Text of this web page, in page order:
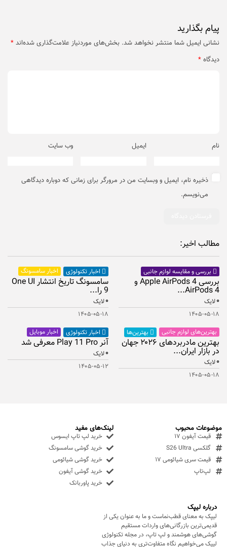
پیام بگذارید
نشانی ایمیل شما منتشر نخواهد شد. بخش‌های موردنیاز علامت‌گذاری شده‌اند *
دیدگاه *
نام ایمیل وب‌ سایت
ذخیره نام، ایمیل و وبسایت من در مرورگر برای زمانی که دوباره دیدگاهی
می‌نویسم.
مطالب اخیر:
بررسی و مقایسه لوازم جانبی
بررسی Apple AirPods 4 و
AirPods 4...
۰لایک
۱۴۰۵-۰۵-۱۸
اخبار تکنولوژی اخبار سامسونگ
سامسونگ تاریخ انتشار One UI
9 را...
۰لایک
۱۴۰۵-۰۵-۱۸
بهترین‌های لوازم جانبی
بهترین‌ها
بهترین مادربردهای ۲۰۲۶ جهان
در بازار ایران...
۰لایک
۱۴۰۵-۰۵-۱۸
اخبار تکنولوژی اخبار موبایل
آنر Play 11 Pro معرفی شد
۰لایک
۱۴۰۵-۰۵-۱۲
درباره لیپک
لیپک به معنای قطب‌نماست و ما به عنوان یکی از
قدیمی‌ترین بازرگانی‌های واردات مستقیم
گوشی‌های هوشمند و لپ تاپ، در مجله تکنولوژی
لیپک می‌خواهیم نگاه متفاوت‌تری به دنیای جذاب
موضوعات محبوب
قیمت آیفون ۱۷
گلکسی S26 Ultra
قیمت سری شیائومی ۱۷
لپ‌تاپ
لینک‌های مفید
خرید لپ تاپ ایسوس
خرید گوشی سامسونگ
خرید گوشی شیائومی
خرید گوشی آیفون
خرید پاوربانک